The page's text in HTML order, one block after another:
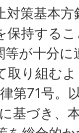
対策基本
保持する
等が十分
取り組む
第71号。
基づき、